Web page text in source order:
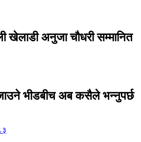
खेलाडी अनुजा चौधरी सम्मानित
भीडबीच अब कसैले भन्नुपर्छ